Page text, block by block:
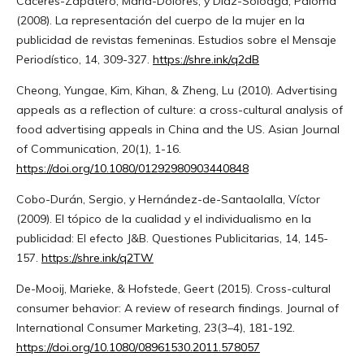
(2008). La representación del cuerpo de la mujer en la
publicidad de revistas femeninas. Estudios sobre el Mensaje
Periodístico, 14, 309-327. https://shre.ink/q2dB
Cheong, Yungae, Kim, Kihan, & Zheng, Lu (2010). Advertising
appeals as a reflection of culture: a cross-cultural analysis of
food advertising appeals in China and the US. Asian Journal
of Communication, 20(1), 1-16.
https://doi.org/10.1080/01292980903440848
Cobo-Durán, Sergio, y Hernández-de-Santaolalla, Víctor
(2009). El tópico de la cualidad y el individualismo en la
publicidad: El efecto J&B. Questiones Publicitarias, 14, 145-
157. https://shre.ink/q2TW
De-Mooij, Marieke, & Hofstede, Geert (2015). Cross-cultural
consumer behavior: A review of research findings. Journal of
International Consumer Marketing, 23(3–4), 181-192.
https://doi.org/10.1080/08961530.2011.578057